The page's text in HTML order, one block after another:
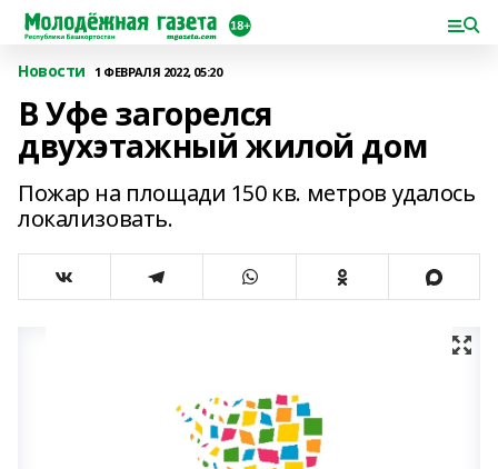
Новости 1 ФЕВРАЛЯ 2022, 05:20
В Уфе загорелся
двухэтажный жилой дом
Пожар на площади 150 кв. метров удалось
локализовать.